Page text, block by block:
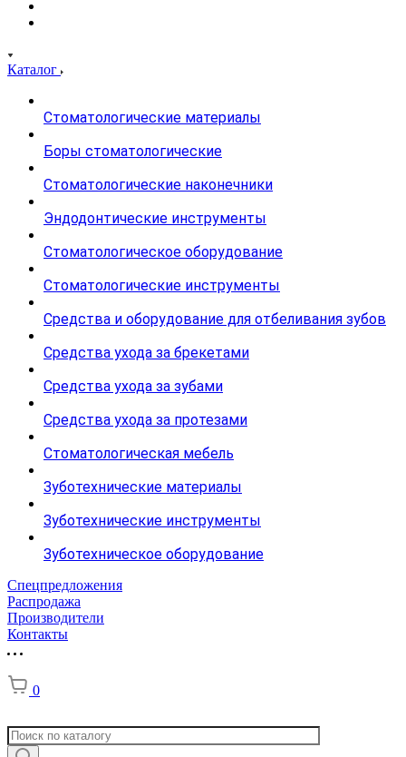
Каталог
Стоматологические материалы
Боры стоматологические
Стоматологические наконечники
Эндодонтические инструменты
Стоматологическое оборудование
Стоматологические инструменты
Средства и оборудование для отбеливания зубов
Средства ухода за брекетами
Средства ухода за зубами
Средства ухода за протезами
Стоматологическая мебель
Зуботехнические материалы
Зуботехнические инструменты
Зуботехническое оборудование
Спецпредложения
Распродажа
Производители
Контакты
0